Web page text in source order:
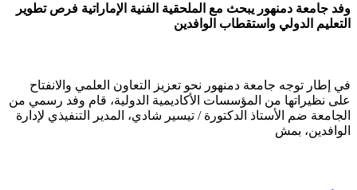
وفد جامعة دمنهور يبحث مع الملحقية الفنية الإماراتية فرص تطوير
التعليم الدولي واستقطاب الوافدين
في إطار توجه جامعة دمنهور نحو تعزيز التعاون العلمي والانفتاح
على نظيراتها من المؤسسات الأكاديمية الدولية، قام وفد رسمي من
الجامعة ضم الأستاذ الدكتورة / تيسير شادي، المدير التنفيذي لإدارة
الوافدين، بمش